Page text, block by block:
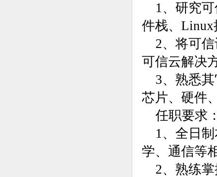
1、研究
件栈、
2、将可
可信云解决
3、熟悉
芯片、硬件
任职要求
1、全日
学、通信等
2、熟练